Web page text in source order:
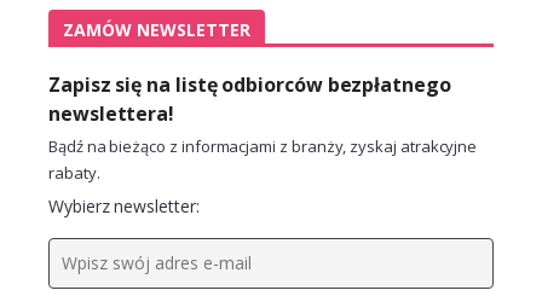
ZAMÓW NEWSLETTER
Zapisz się na listę odbiorców bezpłatnego
newslettera!
Bądź na bieżąco z informacjami z branży, zyskaj atrakcyjne
rabaty.
Wybierz newsletter: